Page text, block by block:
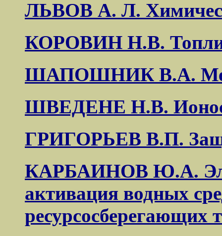
ЛЬВОВ А. Л.
КОРОВИН Н.В.
ШАПОШНИК В.А.
ШВЕДЕНЕ Н.В.
ГРИГОРЬЕВ В.П.
КАРБАИНОВ Ю.А.
активация водных
ресурсосберегающих